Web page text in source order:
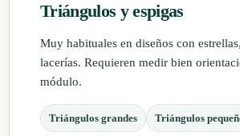
Triángulos y espigas
Muy habituales en diseños con
lacerías. Requieren medir bien
módulo.
Triángulos grandes Triángulos